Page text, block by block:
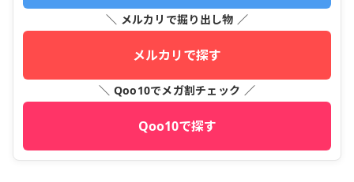
＼ メルカリで掘り出し物 ／
メルカリで探す
＼ Qoo10でメガ割チェック ／
Qoo10で探す